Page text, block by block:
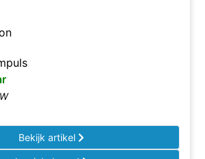
Bekijk artikel